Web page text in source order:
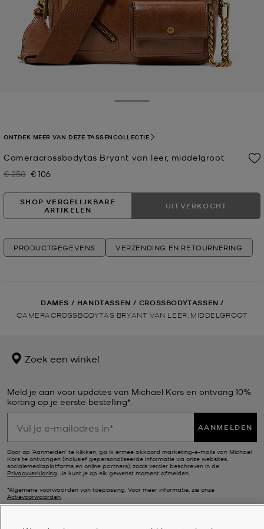
Cameracrossbodytas Bryant van leer, middelgroot
Was
€ 250 Nu
€ 106
ONTDEK MEER VAN DEZE TASSENCOLLECTIE
SHOP VERGELIJKBARE
ARTIKELEN
UITVERKOCHT
PRODUCTGEGEVENS VERZENDING EN RETOURNERING
DAMES / HANDTASSEN / CROSSBODYTASSEN /
CAMERACROSSBODYTAS BRYANT VAN LEER, MIDDELGROOT
Zoek een winkel
Meld je aan voor updates van Michael Kors en ontvang 10%
korting op je eerste bestelling*.
AANMELDEN
Door op ‘Aanmelden’ te klikken, ga ik ermee akkoord marketing-e-mails van Michael
Kors te ontvangen (inclusief gepersonaliseerde informatie via onze websites,
socialemediaplatforms en online partners), zoals verder beschreven in de
Privacyverklaring. Je kunt je op elk gewenst moment afmelden.
*Algemene voorwaarden van toepassing. Voor meer informatie, zie onze
Actievoorwaarden.